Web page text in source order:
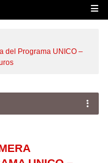
del Programa UNICO –